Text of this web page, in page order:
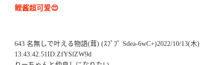
鲤酱超可爱😍
643 名無しで叶える物語(茸) (ｽﾌﾟﾌﾟ Sdea-6wC+)2022/10/13(木)
13:43:42.51ID:ZfYSlZW9d